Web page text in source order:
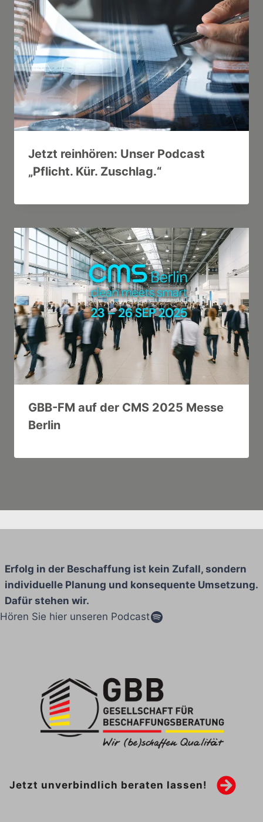
Jetzt reinhören: Unser Podcast
„Pflicht. Kür. Zuschlag.“
GBB-FM auf der CMS 2025 Messe
Berlin
Erfolg in der Beschaffung ist kein Zufall, sondern
individuelle Planung und konsequente Umsetzung.
Dafür stehen wir.
Hören Sie hier unseren PodcastSpotify
Jetzt unverbindlich beraten lassen!